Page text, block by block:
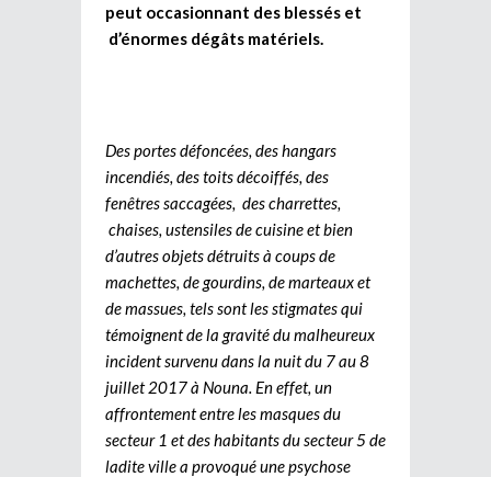
peut occasionnant des blessés et
d’énormes dégâts matériels.
Des portes défoncées, des hangars
incendiés, des toits décoiffés, des
fenêtres saccagées, des charrettes,
chaises, ustensiles de cuisine et bien
d’autres objets détruits à coups de
machettes, de gourdins, de marteaux et
de massues, tels sont les stigmates qui
témoignent de la gravité du malheureux
incident survenu dans la nuit du 7 au 8
juillet 2017 à Nouna. En effet, un
affrontement entre les masques du
secteur 1 et des habitants du secteur 5 de
ladite ville a provoqué une psychose